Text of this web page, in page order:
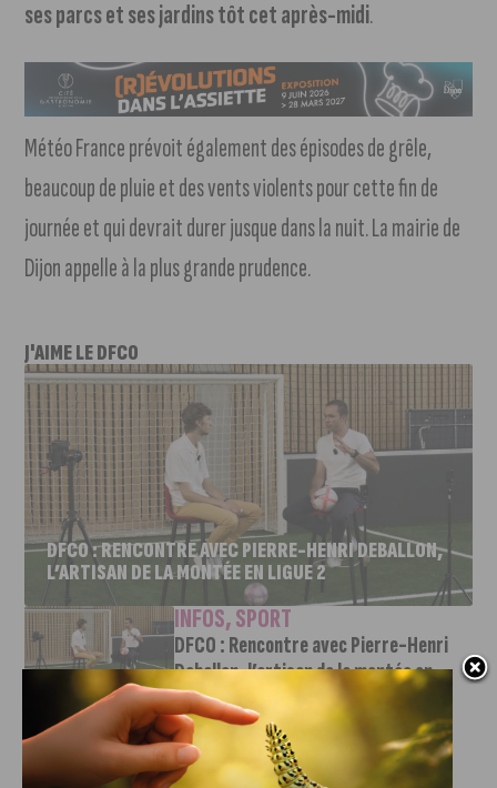
ses parcs et ses jardins tôt cet après-midi.
Météo France prévoit également des épisodes de grêle,
beaucoup de pluie et des vents violents pour cette fin de
journée et qui devrait durer jusque dans la nuit. La mairie de
Dijon appelle à la plus grande prudence.
J'AIME LE DFCO
DFCO : RENCONTRE AVEC PIERRE-HENRI DEBALLON,
L’ARTISAN DE LA MONTÉE EN LIGUE 2
INFOS,SPORT
DFCO : Rencontre avec Pierre-Henri
Deballon, l’artisan de la montée en
Ligue 2
7 AOÛT, 2026
Le DFCO est de retour en Ligue 2 après trois ans
d’absence. La saison...